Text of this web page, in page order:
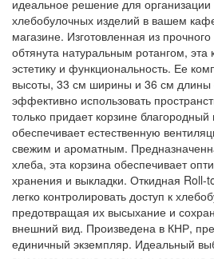
идеальное решение для
хлебобулочных изделий в вашем
магазине. Изготовленная из
обтянута натуральным ротангом, эта
эстетику и функциональность. Ее
высоты, 33 см ширины и 36 см длины
эффективно использовать
только придает корзине
обеспечивает естественную
свежим и ароматным.
хлеба, эта корзина обеспечивает
хранения и выкладки. Откидная Roll-
легко контролировать доступ к
предотвращая их высыхание и
внешний вид. Произведена в КНР,
единичный экземпляр. Идеальный